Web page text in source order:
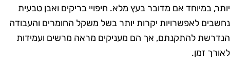
במיוחד אם מדובר בעץ מלא. חיפויי בריקים ואבן טבעית
לאפשרויות יקרות יותר בשל משקל החומרים והעבודה
להתקנתם, אך הם מעניקים מראה מרשים ועמידות
זמן.